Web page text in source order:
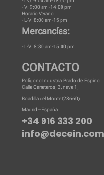
- V: 9:00 am -14:00 pm
Horario Verano
- L-V: 8:00 am-15 pm
Mercancías:
- L-V: 8:30 am-15:00 pm
CONTACTO
Polígono Industrial Prado del Espino
Calle Carreteros, 3, nave 1,
Boadilla del Monte (28660)
Madrid – España
+34 916 333 200
info@decein.com